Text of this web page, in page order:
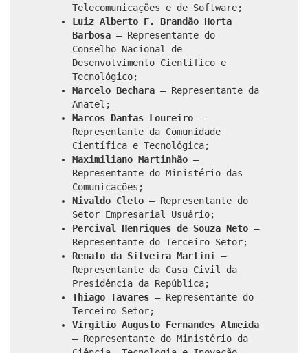
Telecomunicações e de Software;
Luiz Alberto F. Brandão Horta
Barbosa – Representante do
Conselho Nacional de
Desenvolvimento Cientifico e
Tecnológico;
Marcelo Bechara – Representante da
Anatel;
Marcos Dantas Loureiro –
Representante da Comunidade
Científica e Tecnológica;
Maximiliano Martinhão –
Representante do Ministério das
Comunicações;
Nivaldo Cleto – Representante do
Setor Empresarial Usuário;
Percival Henriques de Souza Neto –
Representante do Terceiro Setor;
Renato da Silveira Martini
–
Representante da Casa Civil da
Presidência da República;
Thiago Tavares – Representante do
Terceiro Setor;
Virgilio Augusto Fernandes Almeida
– Representante do Ministério da